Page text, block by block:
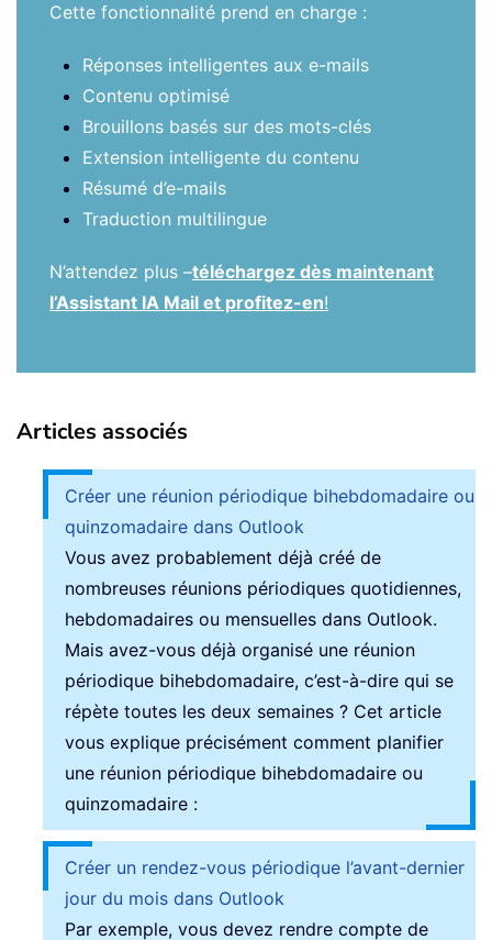
Cette fonctionnalité prend en charge :
Réponses intelligentes aux e-mails
Contenu optimisé
Brouillons basés sur des mots-clés
Extension intelligente du contenu
Résumé d’e-mails
Traduction multilingue
N’attendez plus –téléchargez dès maintenant
l’Assistant IA Mail et profitez-en!
Articles associés
Créer une réunion périodique bihebdomadaire ou
quinzomadaire dans Outlook
Vous avez probablement déjà créé de
nombreuses réunions périodiques quotidiennes,
hebdomadaires ou mensuelles dans Outlook.
Mais avez-vous déjà organisé une réunion
périodique bihebdomadaire, c’est-à-dire qui se
répète toutes les deux semaines ? Cet article
vous explique précisément comment planifier
une réunion périodique bihebdomadaire ou
quinzomadaire :
Créer un rendez-vous périodique l’avant-dernier
jour du mois dans Outlook
Par exemple, vous devez rendre compte de